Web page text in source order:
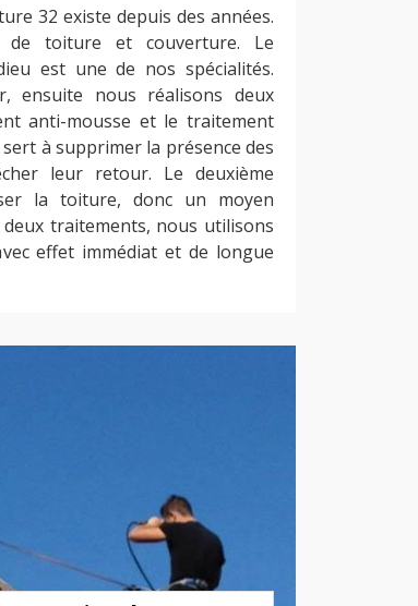
32 existe depuis des années.
de toiture et couverture. Le
est une de nos spécialités.
ensuite nous réalisons deux
anti-mousse et le traitement
à supprimer la présence des
leur retour. Le deuxième
la toiture, donc un moyen
traitements, nous utilisons
effet immédiat et de longue